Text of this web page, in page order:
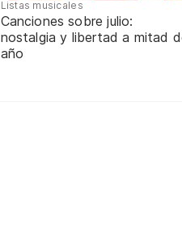
Listas musicales
Canciones sobre julio:
nostalgia y libertad a mitad
año